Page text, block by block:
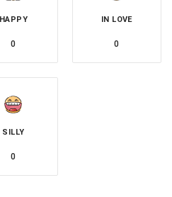
HAPPY
0
IN LOVE
0
SILLY
0